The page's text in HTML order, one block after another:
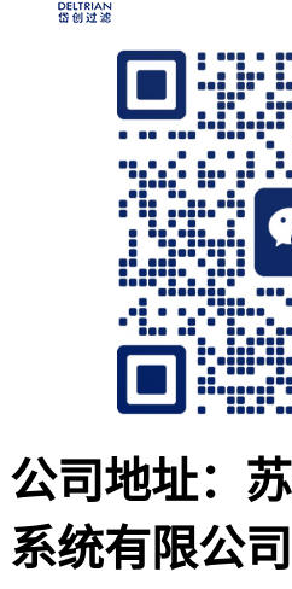
公司地址：
系统有限公司